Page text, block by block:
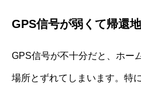
GPS信号が弱くて帰還
GPS信号が不十分だと、ホー
場所とずれてしまいます。特